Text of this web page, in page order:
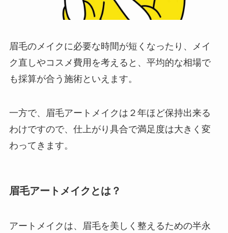
眉毛のメイクに必要な時間が短くなったり、メイ
ク直しやコスメ費用を考えると、平均的な相場で
も採算が合う施術といえます。
一方で、眉毛アートメイクは２年ほど保持出来る
わけですので、仕上がり具合で満足度は大きく変
わってきます。
眉毛アートメイクとは？
アートメイクは、眉毛を美しく整えるための半永